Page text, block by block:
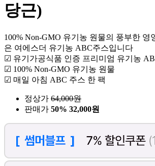
당근)
100% Non-GMO 유기농 원물의 풍부한 영
은 여에스더 유기농 ABC주스입니다
☑ 유기가공식품 인증 프리미엄 유기농
☑ 100% Non-GMO 유기농 원물
☑ 매일 아침 ABC 주스 한 팩
정상가 64,000원
판매가 50% 32,000원